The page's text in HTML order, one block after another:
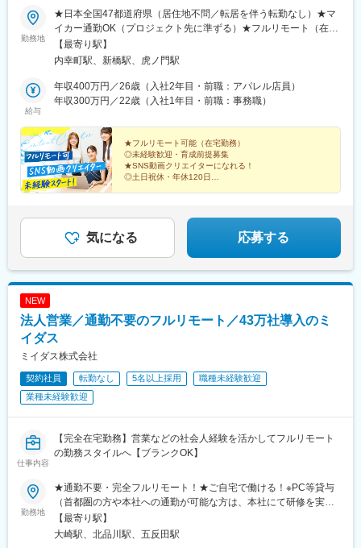
時計前駅、山陽姫路駅、岡山駅、稲荷町駅(広島県)、中電前駅、眉
山ロープウェイ山麓駅、高松築港駅、堀詰駅、西小倉駅、東中間
駅、花畑駅、原爆資料館駅、中佐世保駅、通町筋駅、加治屋町
駅、牧志駅、市役所前駅(北海道)、勾当台公園駅、宮城野通駅、宇
都宮駅東口駅、秩父駅、千葉中央駅、東海神駅、神保町駅、湯島
駅、小伝馬町駅、仲御徒町駅、奥沢駅、立川南駅、秋葉原駅、日
ノ出町駅、横浜駅、桜木町駅、桜橋駅(富山県)、福井駅、新浜松
駅、新豊橋駅、栄駅(愛知県)、大津駅、丸太町駅(京都市営)、四ツ
(岡山県)、松川町駅、本通駅、瓦町駅、南堀端駅、デンテツターミ
ナルビル前駅、平和通駅、大橋駅(長崎県)、佐世保駅、九品寺交差
点駅、甲東中学校前駅、県庁前駅(沖縄県)
勤務地
★日本全国47都道府県（居住地不問／転居を伴う転勤なし）★マ
イカー通勤OK（プロジェクト先に準ずる）★フルリモート（在宅
勤務）可能勤務先は本人の希望を最大限に考慮。業務に慣れてき
たらフルリモート勤務（在宅勤務）も可能です。本社：東京都港
【最寄り駅】
内幸町駅、新橋駅、虎ノ門駅
給与
年収400万円／26歳（入社2年目・前職：アパレル店員）
年収300万円／22歳（入社1年目・前職：事務職）
★フルリモート可能（在宅勤務）
◎未経験歓迎・育成前提募集
★SNS動画クリエイターになれる！
◎土日祝休・年休120日
動画クリエイターのスキルをイチから学んで、トレンド
を作る第一人者に！
気になる 応募する
NEW
法人営業／通勤不要のフルリモート／43万社導入のミ
イダス
ミイダス株式会社
契約社員 転勤なし 5名以上採用
職種未経験歓迎
業種未経験歓迎
仕事内容
【完全在宅勤務】営業などの社会人経験を活かしてフルリモート
の勤務スタイルへ【ブランクOK】
勤務地
★通勤不要・完全フルリモート！★ご自宅で働ける！※PC等貸与
（首都圏の方や本社への通勤が可能な方は、本社にて研修を実施
後に在宅勤務となります）………………………………………【本
社】東京都品川区北品川5-1-18 住友不動産大崎ツインビル東館
【最寄り駅】
大崎駅、北品川駅、五反田駅